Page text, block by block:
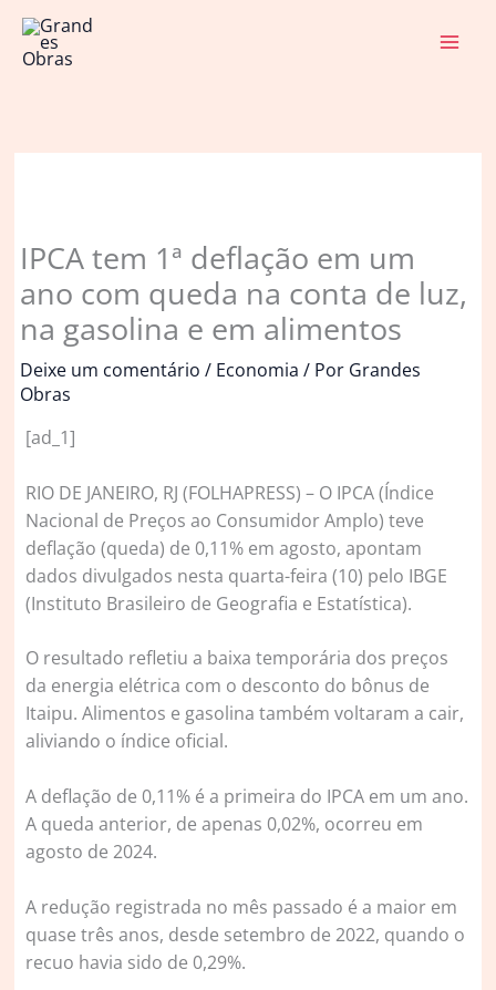
para
IPCA tem 1ª deflação em um
ano com queda na conta de luz,
na gasolina e em alimentos
Deixe um comentário / Economia / Por Grandes
Obras
[ad_1]
RIO DE JANEIRO, RJ (FOLHAPRESS) – O IPCA (Índice
Nacional de Preços ao Consumidor Amplo) teve
deflação (queda) de 0,11% em agosto, apontam
dados divulgados nesta quarta-feira (10) pelo IBGE
(Instituto Brasileiro de Geografia e Estatística).
O resultado refletiu a baixa temporária dos preços
da energia elétrica com o desconto do bônus de
Itaipu. Alimentos e gasolina também voltaram a cair,
aliviando o índice oficial.
A deflação de 0,11% é a primeira do IPCA em um ano.
A queda anterior, de apenas 0,02%, ocorreu em
agosto de 2024.
A redução registrada no mês passado é a maior em
quase três anos, desde setembro de 2022, quando o
recuo havia sido de 0,29%.